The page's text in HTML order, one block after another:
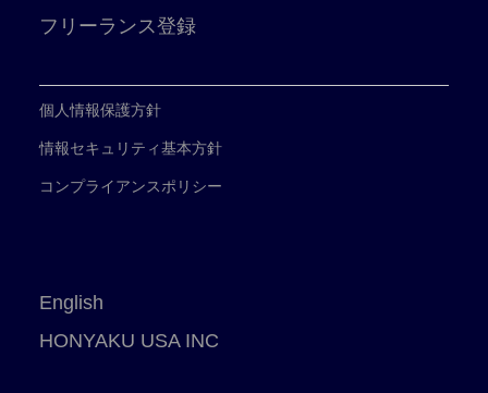
フリーランス登録
個人情報保護方針
情報セキュリティ基本方針
コンプライアンスポリシー
English
HONYAKU USA INC